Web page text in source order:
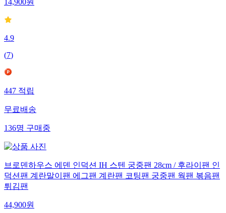
14,900원
4.9
(7)
447적립
무료배송
136명구매중
브로덴하우스 에덴 인덕션 IH 스텐 궁중팬 28cm / 후라이팬 인
덕션팬 계란말이팬 에그팬 계란팬 코팅팬 궁중팬 웍팬 볶음팬
튀김팬
44,900원